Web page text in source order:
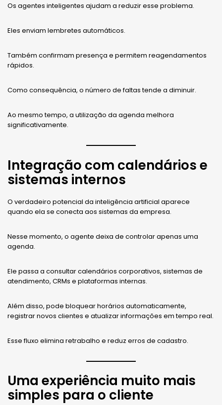
Os agentes inteligentes ajudam a reduzir esse problema.
Eles enviam lembretes automáticos.
Também confirmam presença e permitem reagendamentos
rápidos.
Como consequência, o número de faltas tende a diminuir.
Ao mesmo tempo, a utilização da agenda melhora
significativamente.
Integração com calendários e
sistemas internos
O verdadeiro potencial da inteligência artificial aparece
quando ela se conecta aos sistemas da empresa.
Nesse momento, o agente deixa de controlar apenas uma
agenda.
Ele passa a consultar calendários corporativos, sistemas de
atendimento, CRMs e plataformas internas.
Além disso, pode bloquear horários automaticamente,
registrar novos clientes e atualizar informações em tempo real.
Esse fluxo elimina retrabalho e reduz erros de cadastro.
Uma experiência muito mais
simples para o cliente